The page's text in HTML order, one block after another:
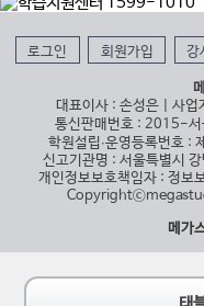
로그인 회원가입 강
대표이사 : 손성은 | 사
통신판매번호 : 2015-
학원설립∙운영등록번호 :
신고기관명 : 서울특별시
개인정보보호책임자 : 정보
메가